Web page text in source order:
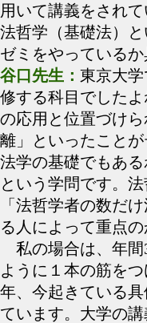
用いて講義をされて
法哲学（基礎法）
ゼミをやっているか
谷口先生： 東京大
修する科目でした
の応用と位置づけ
離」といったこと
法学の基礎でもあ
という学問です。
「法哲学者の数だ
る人によって重点
私の場合は、年間
ように１本の筋を
年、今起きている
ています。大学の